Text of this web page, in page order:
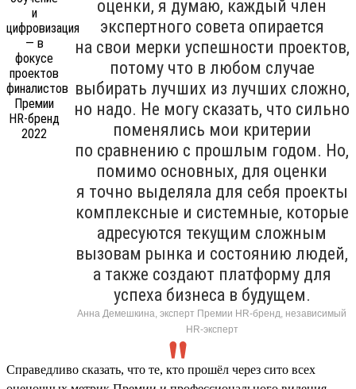
оценки, я думаю, каждый член
экспертного совета опирается
на свои мерки успешности проектов,
потому что в любом случае
выбирать лучших из лучших сложно,
но надо. Не могу сказать, что сильно
поменялись мои критерии
по сравнению с прошлым годом. Но,
помимо основных, для оценки
я точно выделяла для себя проекты
комплексные и системные, которые
адресуются текущим сложным
вызовам рынка и состоянию людей,
а также создают платформу для
успеха бизнеса в будущем.
Анна Демешкина, эксперт Премии HR-бренд, независимый
HR-эксперт
Справедливо сказать, что те, кто прошёл через сито всех